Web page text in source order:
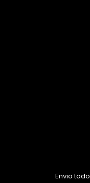
Envio todo